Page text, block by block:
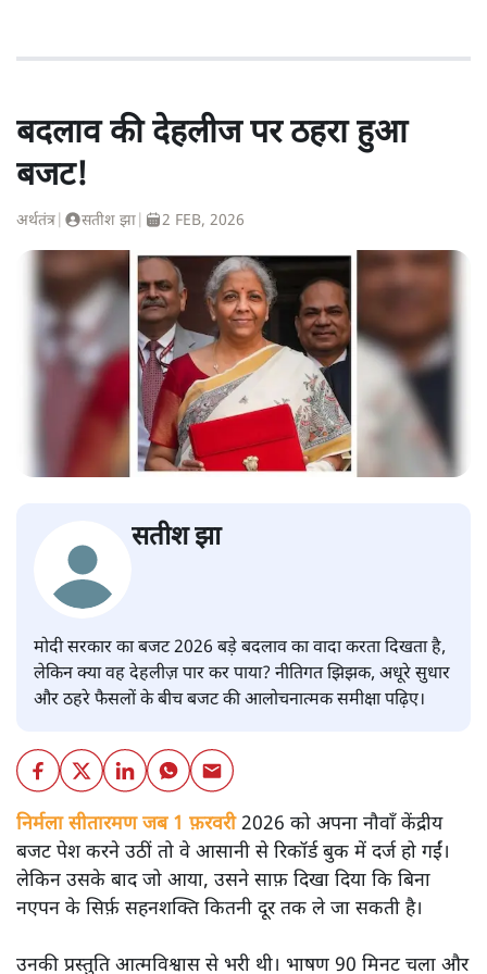
बदलाव की देहलीज पर ठहरा हुआ
बजट!
अर्थतंत्र सतीश झा 2 FEB, 2026
सतीश झा
मोदी सरकार का बजट 2026 बड़े बदलाव का वादा करता दिखता है,
लेकिन क्या वह देहलीज़ पार कर पाया? नीतिगत झिझक, अधूरे सुधार
और ठहरे फैसलों के बीच बजट की आलोचनात्मक समीक्षा पढ़िए।
निर्मला सीतारमण जब 1 फ़रवरी2026 को अपना नौवाँ केंद्रीय
बजट पेश करने उठीं तो वे आसानी से रिकॉर्ड बुक में दर्ज हो गईं।
लेकिन उसके बाद जो आया, उसने साफ़ दिखा दिया कि बिना
नएपन के सिर्फ़ सहनशक्ति कितनी दूर तक ले जा सकती है।
उनकी प्रस्तुति आत्मविश्वास से भरी थी। भाषण 90 मिनट चला और